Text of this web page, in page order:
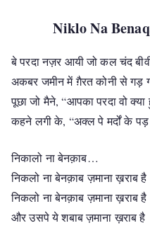
Niklo Na
बे परदा नज़र आयी जो कल चंद
अकबर जमीन में ग़ैरत कोनी से गड़
पूछा जो मैने, “आपका परदा वो
कहने लगी के, “अक्ल पे मर्दों के पड़
निकालो ना बेनक़ाब…
निकलो ना बेनक़ाब ज़माना ख़राब है
निकलो ना बेनक़ाब ज़माना ख़राब है
और उसपे ये शबाब ज़माना ख़राब है